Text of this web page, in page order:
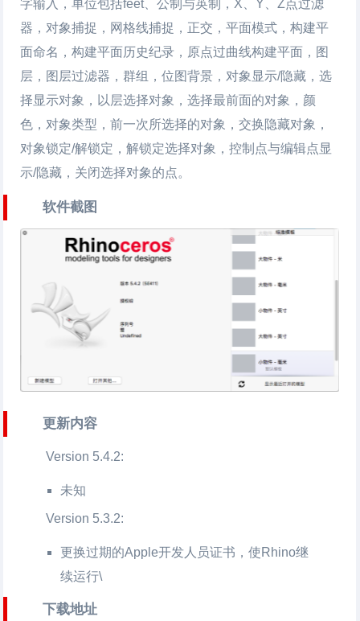
字输入，单位包括feet、公制与英制，X、Y、Z点过滤
器，对象捕捉，网格线捕捉，正交，平面模式，构建平
面命名，构建平面历史纪录，原点过曲线构建平面，图
层，图层过滤器，群组，位图背景，对象显示/隐藏，选
择显示对象，以层选择对象，选择最前面的对象，颜
色，对象类型，前一次所选择的对象，交换隐藏对象，
对象锁定/解锁定，解锁定选择对象，控制点与编辑点显
示/隐藏，关闭选择对象的点。
软件截图
更新内容
Version 5.4.2:
未知
Version 5.3.2:
更换过期的Apple开发人员证书，使Rhino继
续运行\
下载地址